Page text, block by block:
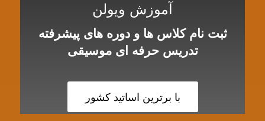
آموزش ویولن
ثبت نام کلاس ها و دوره های پیشرفته
تدریس حرفه ای موسیقی
با برترین اساتید کشور